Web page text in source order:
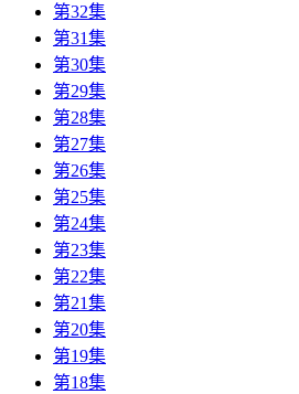
第32集
第31集
第30集
第29集
第28集
第27集
第26集
第25集
第24集
第23集
第22集
第21集
第20集
第19集
第18集